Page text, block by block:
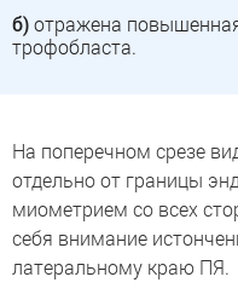
б)отражена
трофобласта.
На поперечном срезе
отдельно от границы
миометрием со всех
себя внимание
латеральному краю ПЯ.